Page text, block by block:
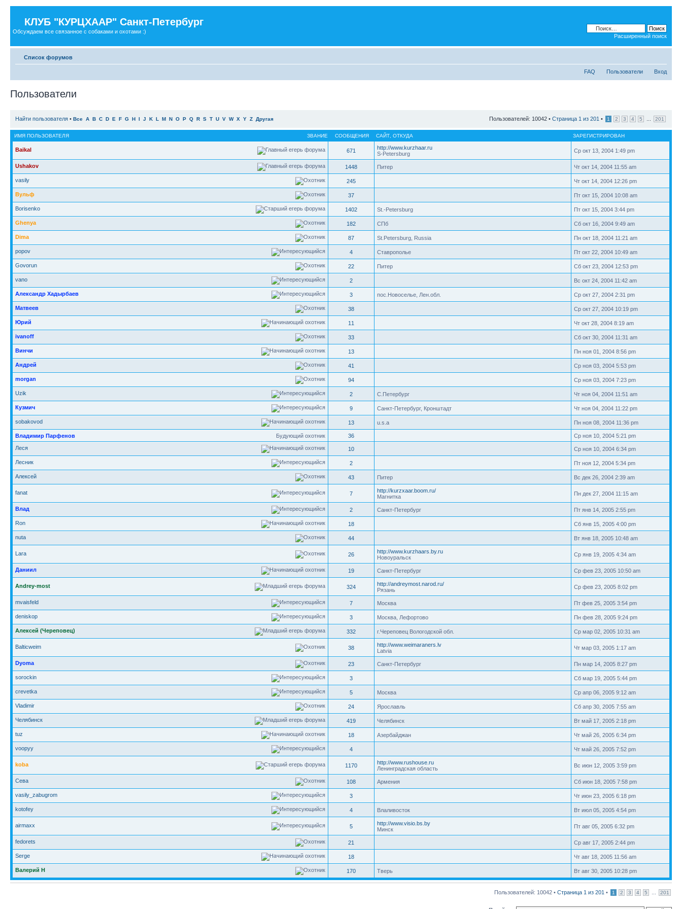
КЛУБ "КУРЦХААР" Санкт-Петербург
Обсуждаем все связанное с собаками и охотами :)
Расширенный поиск
Список форумов
FAQ Пользователи Вход
Пользователи
Найти пользователя • Все A B C D E F G H I J K L M N O P Q R S T U V W X Y Z Другая Пользователей: 10042 • Страница 1 из 201 • 1 2 3 4 5 201
ЗВАНИЕ
ИМЯ ПОЛЬЗОВАТЕЛЯ СООБЩЕНИЯ САЙТ ОТКУДА ЗАРЕГИСТРИРОВАН
Baikal 671
http://www.kurzhaar.ru
S-Petersburg
Ср окт 13, 2004 1:49 pm
Ushakov 1448 Питер Чт окт 14, 2004 11:55 am
vasily 245 Чт окт 14, 2004 12:26 pm
Вульф 37 Пт окт 15, 2004 10:08 am
Borisenko 1402 St.-Petersburg Пт окт 15, 2004 3:44 pm
Ghenya 182 СПб Сб окт 16, 2004 9:49 am
Dima 87 St.Petersburg, Russia Пн окт 18, 2004 11:21 am
popov 4 Ставрополье Пт окт 22, 2004 10:49 am
Govorun 22 Питер Сб окт 23, 2004 12:53 pm
vano 2 Вс окт 24, 2004 11:42 am
Александр Хадырбаев 3 пос.Новоселье, Лен.обл. Ср окт 27, 2004 2:31 pm
Матвеев 38 Ср окт 27, 2004 10:19 pm
Юрий 11 Чт окт 28, 2004 8:19 am
ivanoff 33 Сб окт 30, 2004 11:31 am
Винчи 13 Пн ноя 01, 2004 8:56 pm
Андрей 41 Ср ноя 03, 2004 5:53 pm
morgan 94 Ср ноя 03, 2004 7:23 pm
Uzik 2 С.Петербург Чт ноя 04, 2004 11:51 am
Кузмич 9 Санкт-Петербург, Кронштадт Чт ноя 04, 2004 11:22 pm
sobakovod 13 u.s.a Пн ноя 08, 2004 11:36 pm
Будующий охотник
Владимир Парфенов 36
Ср ноя 10, 2004 5:21 pm
Леся
10 Ср ноя 10, 2004 6:34 pm
Лесник 2 Пт ноя 12, 2004 5:34 pm
Алексей 43 Питер Вс дек 26, 2004 2:39 am
fanat 7
http://kurzxaar.boom.ru/
Магнитка
Пн дек 27, 2004 11:15 am
Влад 2 Санкт-Петербург Пт янв 14, 2005 2:55 pm
Ron 18 Сб янв 15, 2005 4:00 pm
nuta 44 Вт янв 18, 2005 10:48 am
Lara 26
http://www.kurzhaars.by.ru
Новоуральск
Ср янв 19, 2005 4:34 am
Даниил 19 Санкт-Петербург Ср фев 23, 2005 10:50 am
Andrey-most 324
http://andreymost.narod.ru/
Рязань
Ср фев 23, 2005 8:02 pm
mvaisfeld 7 Москва Пт фев 25, 2005 3:54 pm
deniskop 3 Москва, Лефортово Пн фев 28, 2005 9:24 pm
Алексей (Череповец) 332 г.Череповец Вологодской обл. Ср мар 02, 2005 10:31 am
Balticweim 38
http://www.weimaraners.lv
Latvia
Чт мар 03, 2005 1:17 am
Dyoma 23 Санкт-Петербург Пн мар 14, 2005 8:27 pm
sorockin 3 Сб мар 19, 2005 5:44 pm
crevetka 5 Москва Ср апр 06, 2005 9:12 am
Vladimir 24 Ярославль Сб апр 30, 2005 7:55 am
Челябинск 419 Челябинск Вт май 17, 2005 2:18 pm
tuz 18 Азербайджан Чт май 26, 2005 6:34 pm
voopyy 4 Чт май 26, 2005 7:52 pm
koba 1170
http://www.rushouse.ru
Ленинградская область
Вс июн 12, 2005 3:59 pm
Сева 108 Армения Сб июн 18, 2005 7:58 pm
vasily_zabugrom 3 Чт июн 23, 2005 6:18 pm
kotofey 4 Влаливосток Вт июл 05, 2005 4:54 pm
airmaxx 5
http://www.visio.bs.by
Минск
Пт авг 05, 2005 6:32 pm
fedorets 21 Ср авг 17, 2005 2:44 pm
Serge 18 Чт авг 18, 2005 11:56 am
Валерий Н 170 Тверь Вт авг 30, 2005 10:28 pm
Пользователей: 10042 • Страница 1 из 201 • 1 2 3 4 5 201